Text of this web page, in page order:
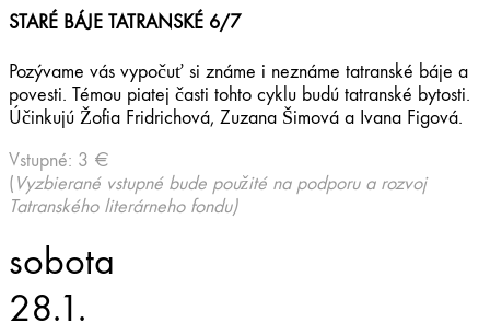
STARÉ BÁJE TATRANSKÉ 6/7
Pozývame vás vypočuť si známe i neznáme tatranské báje a
povesti. Témou piatej časti tohto cyklu budú tatranské bytosti.
Účinkujú Žofia Fridrichová, Zuzana Šimová a Ivana Figová.
Vstupné: 3 €
(Vyzbierané vstupné bude použité na podporu a rozvoj
Tatranského literárneho fondu)
sobota
28.1.